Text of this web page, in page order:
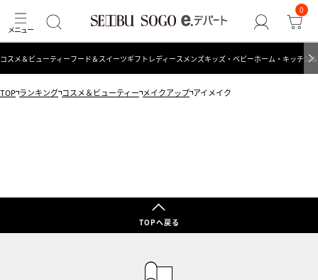
0
コスメ＆ビューティーフード＆スイーツギフト レディース メンズキッズ・ベビーホーム・キッチン
TOP ランキング コスメ＆ビューティー メイクアップ アイメイク
TOPへ戻る